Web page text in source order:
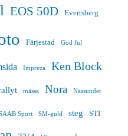
EOS 50D Evertsberg
Färjestad God Jul
Impreza Ken Block
mässa Nora Nässundet
Sport SM-guld steg STI